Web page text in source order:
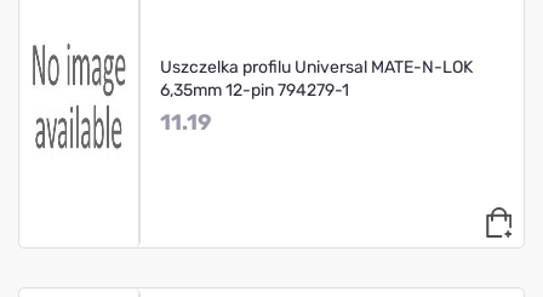
Uszczelka profilu Universal MATE-N-LOK
6,35mm 12-pin 794279-1
11.19